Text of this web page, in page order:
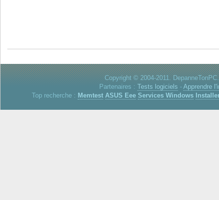
Copyright © 2004-2011.
Partenaires : Tests logiciels - Apprendre
Top recherche : Memtest ASUS Eee Services Windows